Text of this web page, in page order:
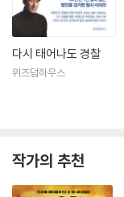
다시 태어나도 경찰
위즈덤하우스
작가의 추천